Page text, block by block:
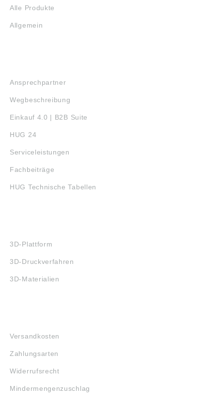
Alle Produkte
Allgemein
Ansprechpartner
Wegbeschreibung
Einkauf 4.0 | B2B Suite
HUG 24
Serviceleistungen
Fachbeiträge
HUG Technische Tabellen
3D-Plattform
3D-Druckverfahren
3D-Materialien
Versandkosten
Zahlungsarten
Widerrufsrecht
Mindermengenzuschlag